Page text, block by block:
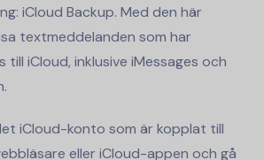
iCloud Backup. Med den här
textmeddelanden som har
iCloud, inklusive iMessages och
iCloud-konto som är kopplat till
eller iCloud-appen och gå